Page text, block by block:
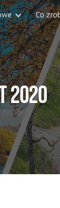
Co
2020